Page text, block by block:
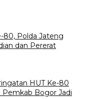
80, Polda Jateng
dan Pererat
HUT Ke-80
Pemkab Bogor Jadi